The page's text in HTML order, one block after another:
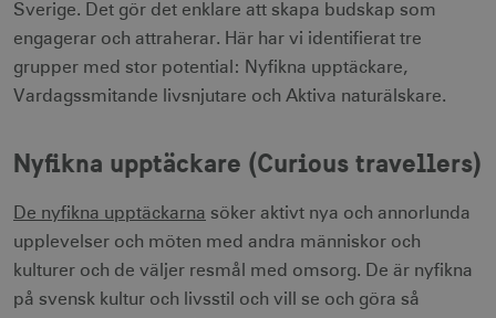
Sverige. Det gör det enklare att skapa budskap som
engagerar och attraherar. Här har vi identifierat tre
grupper med stor potential: Nyfikna upptäckare,
Vardagssmitande livsnjutare och Aktiva naturälskare.
Nyfikna upptäckare (Curious travellers)
De nyfikna upptäckarna söker aktivt nya och annorlunda
upplevelser och möten med andra människor och
kulturer och de väljer resmål med omsorg. De är nyfikna
på svensk kultur och livsstil och vill se och göra så